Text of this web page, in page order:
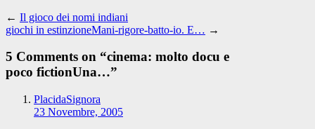
← Il gioco dei nomi indiani
giochi in estinzioneMani-rigore-batto-io. E… →
5 Comments on “cinema: molto docu e
poco fictionUna…”
PlacidaSignora
23 Novembre, 2005